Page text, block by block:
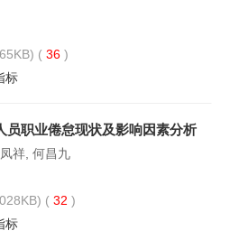
( 36 )
标
员职业倦怠现状及影响因素分析
祥, 何昌九
( 32 )
标